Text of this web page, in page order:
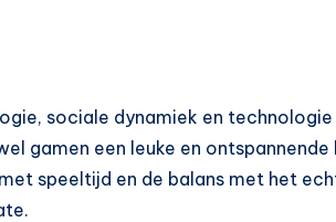
sociale dynamiek en
gamen een leuke en ontspannende
speeltijd en de balans met het